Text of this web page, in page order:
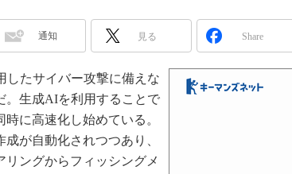
通知 見る Share
たサイバー攻撃に備えな
。生成AIを利用することで
に高速化し始めている。
が自動化されつつあり、
リングからフィッシングメ